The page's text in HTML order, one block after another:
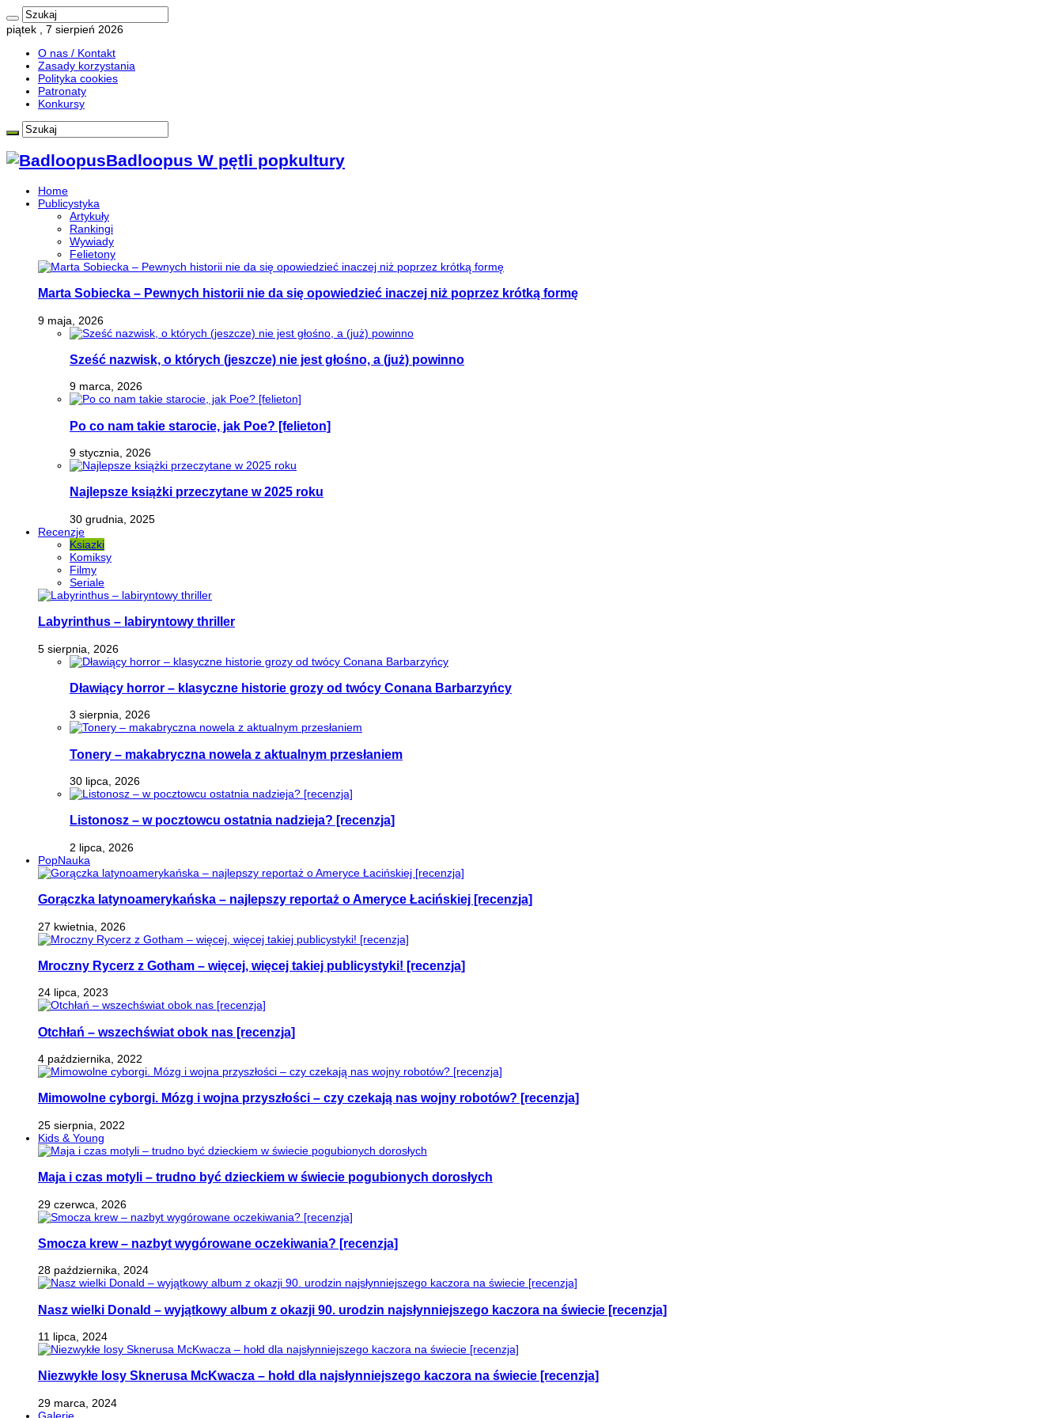
piątek , 7 sierpień 2026
O nas / Kontakt
Zasady korzystania
Polityka cookies
Patronaty
Konkursy
Badloopus W pętli popkultury
Home
Publicystyka
Artykuły
Rankingi
Wywiady
Felietony
Marta Sobiecka – Pewnych historii nie da się opowiedzieć inaczej niż poprzez krótką formę
9 maja, 2026
Sześć nazwisk, o których (jeszcze) nie jest głośno, a (już) powinno
9 marca, 2026
Po co nam takie starocie, jak Poe? [felieton]
9 stycznia, 2026
Najlepsze książki przeczytane w 2025 roku
30 grudnia, 2025
Recenzje
Ksiazki
Komiksy
Filmy
Seriale
Labyrinthus – labiryntowy thriller
5 sierpnia, 2026
Dławiący horror – klasyczne historie grozy od twócy Conana Barbarzyńcy
3 sierpnia, 2026
Tonery – makabryczna nowela z aktualnym przesłaniem
30 lipca, 2026
Listonosz – w pocztowcu ostatnia nadzieja? [recenzja]
2 lipca, 2026
PopNauka
Gorączka latynoamerykańska – najlepszy reportaż o Ameryce Łacińskiej [recenzja]
27 kwietnia, 2026
Mroczny Rycerz z Gotham – więcej, więcej takiej publicystyki! [recenzja]
24 lipca, 2023
Otchłań – wszechświat obok nas [recenzja]
4 października, 2022
Mimowolne cyborgi. Mózg i wojna przyszłości – czy czekają nas wojny robotów? [recenzja]
25 sierpnia, 2022
Kids & Young
Maja i czas motyli – trudno być dzieckiem w świecie pogubionych dorosłych
29 czerwca, 2026
Smocza krew – nazbyt wygórowane oczekiwania? [recenzja]
28 października, 2024
Nasz wielki Donald – wyjątkowy album z okazji 90. urodzin najsłynniejszego kaczora na świecie [recenzja]
11 lipca, 2024
Niezwykłe losy Sknerusa McKwacza – hołd dla najsłynniejszego kaczora na świecie [recenzja]
29 marca, 2024